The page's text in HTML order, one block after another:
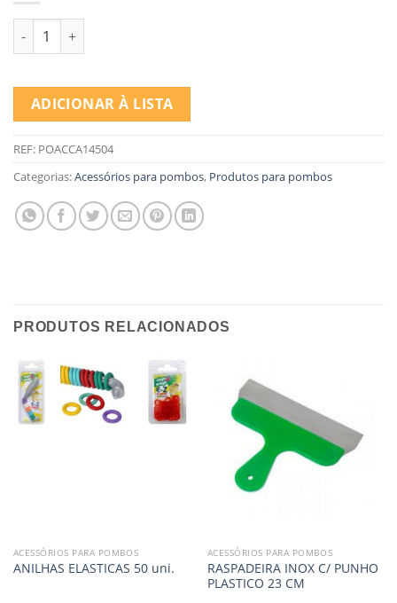
Quantidade de PORTA PINHO P/ POMBAIS 190*70
ADICIONAR À LISTA
REF: POACCA14504
Categorias:Acessórios para pombos, Produtos para pombos
PRODUTOS RELACIONADOS
ACESSÓRIOS PARA POMBOS
ANILHAS ELASTICAS 50 uni.
ACESSÓRIOS PARA POMBOS
RASPADEIRA INOX C/ PUNHO
PLASTICO 23 CM